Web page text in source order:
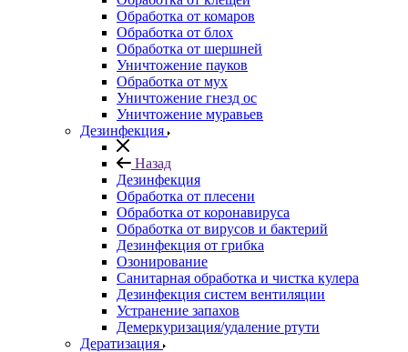
Обработка от комаров
Обработка от блох
Обработка от шершней
Уничтожение пауков
Обработка от мух
Уничтожение гнезд ос
Уничтожение муравьев
Дезинфекция
Назад
Дезинфекция
Обработка от плесени
Обработка от коронавируса
Обработка от вирусов и бактерий
Дезинфекция от грибка
Озонирование
Санитарная обработка и чистка кулера
Дезинфекция систем вентиляции
Устранение запахов
Демеркуризация/удаление ртути
Дератизация